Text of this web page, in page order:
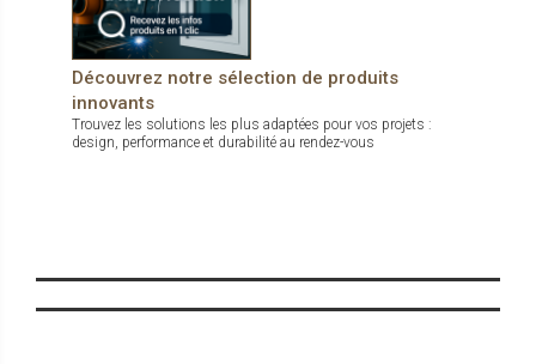
Découvrez notre sélection de produits
innovants
Trouvez les solutions les plus adaptées pour vos projets :
design, performance et durabilité au rendez-vous